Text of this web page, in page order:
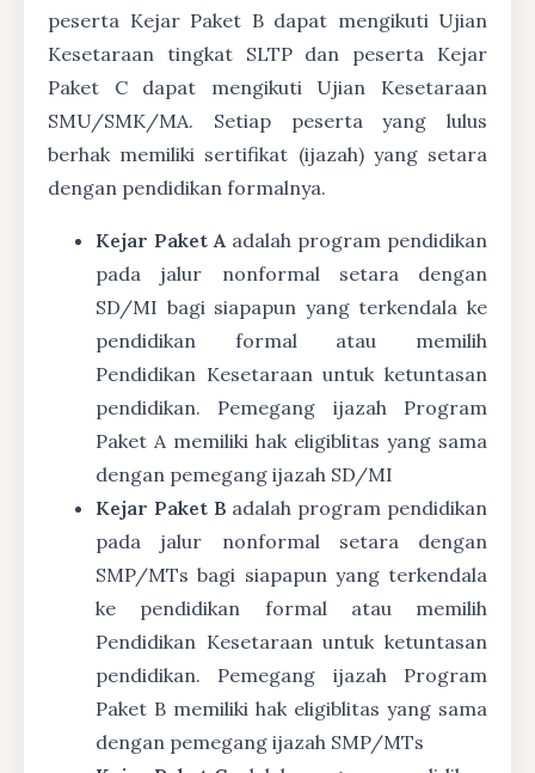
peserta Kejar Paket B dapat mengikuti Ujian
Kesetaraan tingkat SLTP dan peserta Kejar
Paket C dapat mengikuti Ujian Kesetaraan
SMU/SMK/MA. Setiap peserta yang lulus
berhak memiliki sertifikat (ijazah) yang setara
dengan pendidikan formalnya.
Kejar Paket A adalah program pendidikan
pada jalur nonformal setara dengan
SD/MI bagi siapapun yang terkendala ke
pendidikan formal atau memilih
Pendidikan Kesetaraan untuk ketuntasan
pendidikan. Pemegang ijazah Program
Paket A memiliki hak eligiblitas yang sama
dengan pemegang ijazah SD/MI
Kejar Paket B adalah program pendidikan
pada jalur nonformal setara dengan
SMP/MTs bagi siapapun yang terkendala
ke pendidikan formal atau memilih
Pendidikan Kesetaraan untuk ketuntasan
pendidikan. Pemegang ijazah Program
Paket B memiliki hak eligiblitas yang sama
dengan pemegang ijazah SMP/MTs